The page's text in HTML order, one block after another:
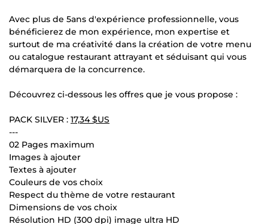
Avec plus de 5ans d'expérience professionnelle, vous
bénéficierez de mon expérience, mon expertise et
surtout de ma créativité dans la création de votre menu
ou catalogue restaurant attrayant et séduisant qui vous
démarquera de la concurrence.
Découvrez ci-dessous les offres que je vous propose :
PACK SILVER : 17,34 $US
---
02 Pages maximum
Images à ajouter
Textes à ajouter
Couleurs de vos choix
Respect du thème de votre restaurant
Dimensions de vos choix
Résolution HD (300 dpi) image ultra HD